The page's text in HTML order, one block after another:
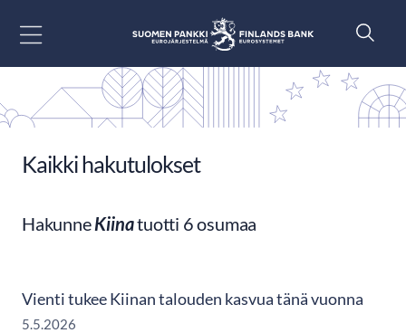
Kaikki hakutulokset
HakunneKiinatuotti 6 osumaa
Vienti tukee Kiinan talouden kasvua tänä vuonna
5.5.2026